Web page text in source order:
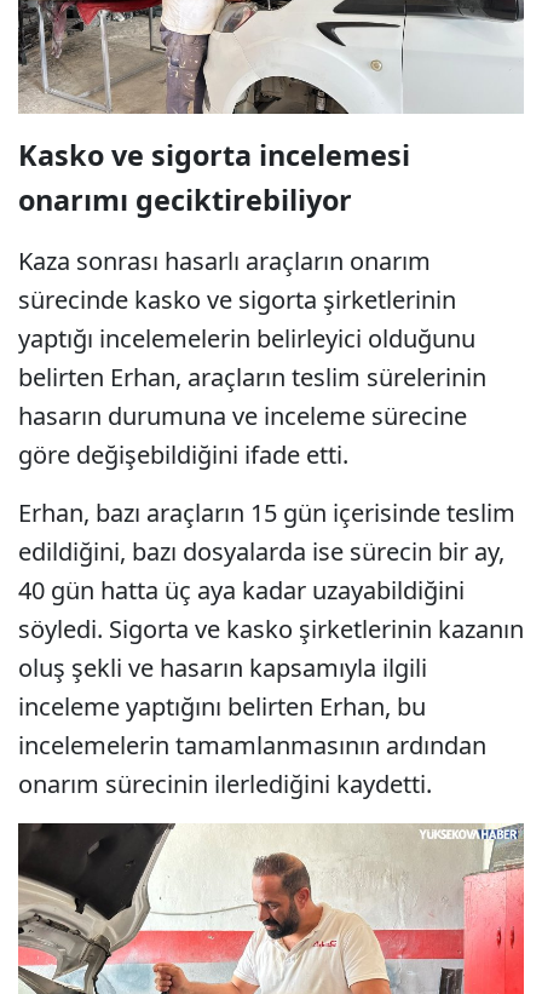
Kasko ve sigorta incelemesi
onarımı geciktirebiliyor
Kaza sonrası hasarlı araçların onarım
sürecinde kasko ve sigorta şirketlerinin
yaptığı incelemelerin belirleyici olduğunu
belirten Erhan, araçların teslim sürelerinin
hasarın durumuna ve inceleme sürecine
göre değişebildiğini ifade etti.
Erhan, bazı araçların 15 gün içerisinde teslim
edildiğini, bazı dosyalarda ise sürecin bir ay,
40 gün hatta üç aya kadar uzayabildiğini
söyledi. Sigorta ve kasko şirketlerinin kazanın
oluş şekli ve hasarın kapsamıyla ilgili
inceleme yaptığını belirten Erhan, bu
incelemelerin tamamlanmasının ardından
onarım sürecinin ilerlediğini kaydetti.